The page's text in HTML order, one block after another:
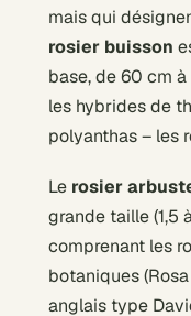
mais qui
rosier buisson
base, de 60 cm
les hybrides de
polyanthas – les
Le rosier
grande taille (1,5
comprenant les
botaniques
anglais type